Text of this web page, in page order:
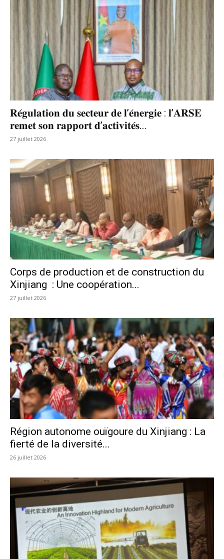
𝐑𝐞́𝐠𝐮𝐥𝐚𝐭𝐢𝐨𝐧 𝐝𝐮 𝐬𝐞𝐜𝐭𝐞𝐮𝐫 𝐝𝐞 𝐥’𝐞́𝐧𝐞𝐫𝐠𝐢𝐞 : 𝐥’𝐀𝐑𝐒𝐄
𝐫𝐞𝐦𝐞𝐭 𝐬𝐨𝐧 𝐫𝐚𝐩𝐩𝐨𝐫𝐭 𝐝’𝐚𝐜𝐭𝐢𝐯𝐢𝐭𝐞́𝐬...
27 juillet 2026
Corps de production et de construction du
Xinjiang : Une coopération...
27 juillet 2026
Région autonome ouïgoure du Xinjiang : La
fierté de la diversité...
26 juillet 2026